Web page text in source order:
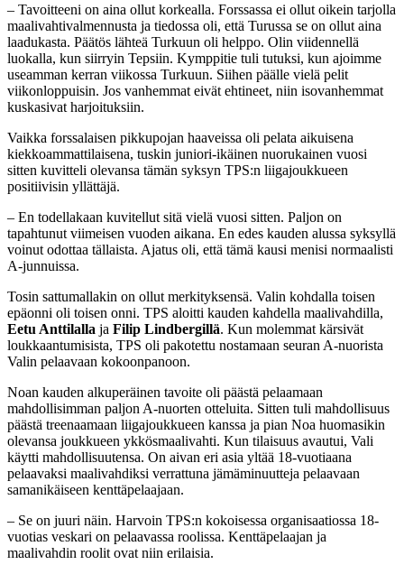
– Tavoitteeni on aina ollut korkealla. Forssassa ei ollut oikein tarjolla
maalivahtivalmennusta ja tiedossa oli, että Turussa se on ollut aina
laadukasta. Päätös lähteä Turkuun oli helppo. Olin viidennellä
luokalla, kun siirryin Tepsiin. Kymppitie tuli tutuksi, kun ajoimme
useamman kerran viikossa Turkuun. Siihen päälle vielä pelit
viikonloppuisin. Jos vanhemmat eivät ehtineet, niin isovanhemmat
kuskasivat harjoituksiin.
Vaikka forssalaisen pikkupojan haaveissa oli pelata aikuisena
kiekkoammattilaisena, tuskin juniori-ikäinen nuorukainen vuosi
sitten kuvitteli olevansa tämän syksyn TPS:n liigajoukkueen
positiivisin yllättäjä.
– En todellakaan kuvitellut sitä vielä vuosi sitten. Paljon on
tapahtunut viimeisen vuoden aikana. En edes kauden alussa syksyllä
voinut odottaa tällaista. Ajatus oli, että tämä kausi menisi normaalisti
A-junnuissa.
Tosin sattumallakin on ollut merkityksensä. Valin kohdalla toisen
epäonni oli toisen onni. TPS aloitti kauden kahdella maalivahdilla,
Eetu Anttilalla ja Filip Lindbergillä. Kun molemmat kärsivät
loukkaantumisista, TPS oli pakotettu nostamaan seuran A-nuorista
Valin pelaavaan kokoonpanoon.
Noan kauden alkuperäinen tavoite oli päästä pelaamaan
mahdollisimman paljon A-nuorten otteluita. Sitten tuli mahdollisuus
päästä treenaamaan liigajoukkueen kanssa ja pian Noa huomasikin
olevansa joukkueen ykkösmaalivahti. Kun tilaisuus avautui, Vali
käytti mahdollisuutensa. On aivan eri asia yltää 18-vuotiaana
pelaavaksi maalivahdiksi verrattuna jämäminuutteja pelaavaan
samanikäiseen kenttäpelaajaan.
– Se on juuri näin. Harvoin TPS:n kokoisessa organisaatiossa 18-
vuotias veskari on pelaavassa roolissa. Kenttäpelaajan ja
maalivahdin roolit ovat niin erilaisia.